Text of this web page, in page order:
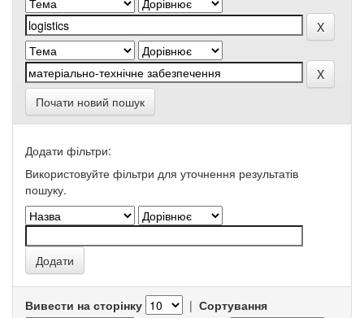
Почати новий пошук
Додати фільтри:
Використовуйте фільтри для уточнення результатів
пошуку.
Вивести на сторінку | Сортування